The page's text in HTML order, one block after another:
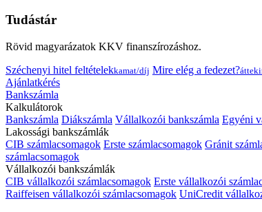
Tudástár
Rövid magyarázatok KKV finanszírozáshoz.
Széchenyi hitel feltételekkamat/díj Mire elég a fedezet?
Ajánlatkérés
Bankszámla
Kalkulátorok
Bankszámla Diákszámla Vállalkozói bankszámla Egyéni
Lakossági bankszámlák
CIB számlacsomagok Erste számlacsomagok Gránit
számlacsomagok
Vállalkozói bankszámlák
CIB vállalkozói számlacsomagok Erste vállalkozói
Raiffeisen vállalkozói számlacsomagok UniCredit